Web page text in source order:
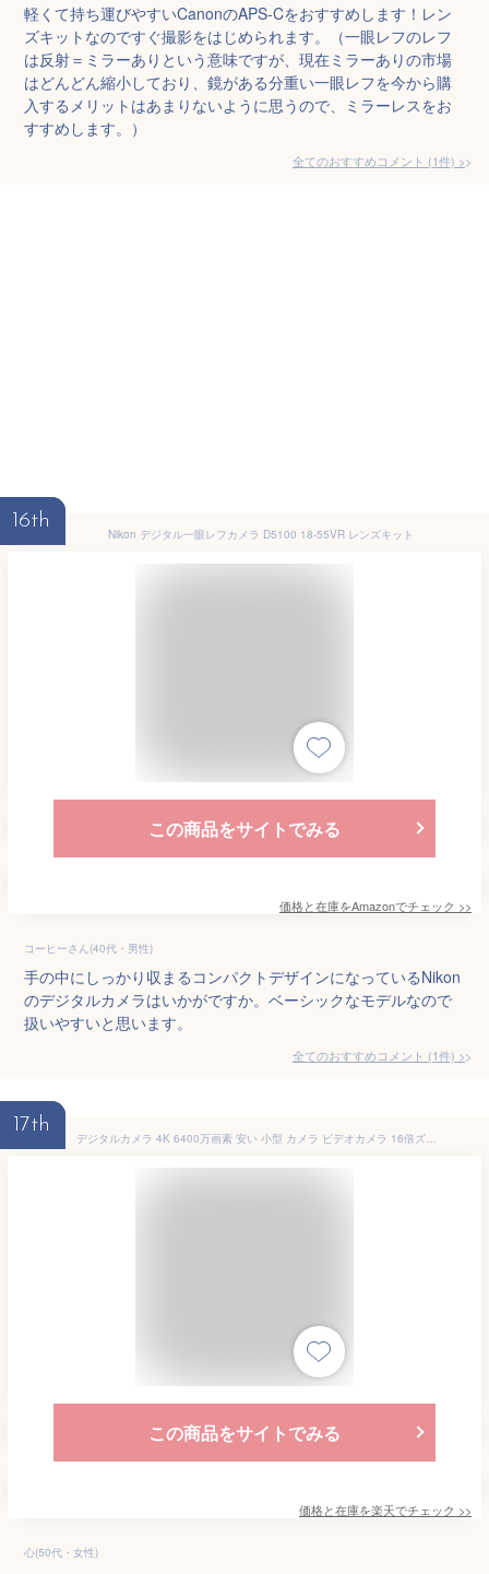
軽くて持ち運びやすいCanonのAPS-Cをおすすめします！レン
ズキットなのですぐ撮影をはじめられます。（一眼レフのレフ
は反射＝ミラーありという意味ですが、現在ミラーありの市場
はどんどん縮小しており、鏡がある分重い一眼レフを今から購
入するメリットはあまりないように思うので、ミラーレスをお
すすめします。）
全てのおすすめコメント (1件) >
16th
Nikon デジタル一眼レフカメラ D5100 18-55VR レンズキット
この商品をサイトでみる
価格と在庫をAmazonでチェック >>
コーヒーさん(40代・男性)
手の中にしっかり収まるコンパクトデザインになっているNikon
のデジタルカメラはいかがですか。ベーシックなモデルなので
扱いやすいと思います。
全てのおすすめコメント (1件) >
17th
デジタルカメラ 4K 6400万画素 安い 小型 カメラ ビデオカメラ 16倍ズーム 電子手ブレ補正 デジカメ WIFI対応 一眼レフカメラ 初心者 スマホ連動 新品 自撮り IRナイトビジョン VLOGカメラ Webカメラ Wifi転送 4800mAh 2024
この商品をサイトでみる
価格と在庫を楽天でチェック >>
心(50代・女性)